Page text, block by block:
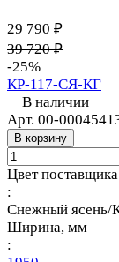
29 790 ₽
39 720 ₽
-25%
КР-117-СЯ-КГ
В наличии
Арт. 00-
В корзину
Цвет поставщика
:
Снежный ясень/
Ширина, мм
: